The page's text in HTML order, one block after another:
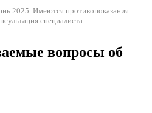
2025. Имеются противопоказания.
специалиста.
вопросы об